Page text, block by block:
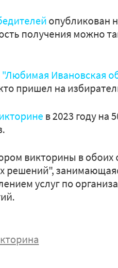
опубликован
получения можно
Ивановская
пришел на
в 2023 году на
викторины в обоих
решений",
услуг по